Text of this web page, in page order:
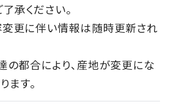
承ください。
更に伴い情報は随時更新され
の都合により、産地が変更にな
ます。